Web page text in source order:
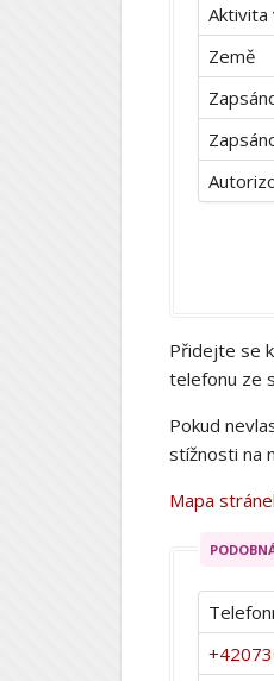
Aktivita
Země
Přidejte se
telefonu ze
Pokud
stížnosti na
Mapa